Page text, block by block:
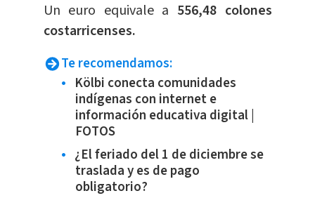
​Un euro equivale a 556,48 colones
costarricenses.
Te recomendamos:
Kölbi conecta comunidades
indígenas con internet e
información educativa digital |
FOTOS
¿El feriado del 1 de diciembre se
traslada y es de pago
obligatorio?